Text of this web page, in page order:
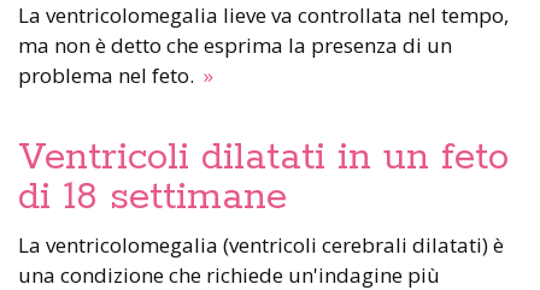
La ventricolomegalia lieve va controllata nel tempo,
ma non è detto che esprima la presenza di un
problema nel feto. »
Ventricoli dilatati in un feto
di 18 settimane
La ventricolomegalia (ventricoli cerebrali dilatati) è
una condizione che richiede un'indagine più